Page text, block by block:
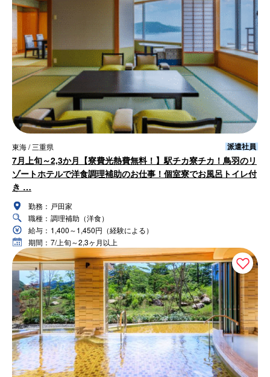
東海 / 三重県 派遣社員
7月上旬～2,3か月【寮費光熱費無料！】駅チカ寮チカ！鳥羽のリ
ゾートホテルで洋食調理補助のお仕事！個室寮でお風呂トイレ付
き …
勤務： 戸田家
職種： 調理補助（洋食）
給与： 1,400～1,450円（経験による）
期間： 7/上旬～2,3ヶ月以上